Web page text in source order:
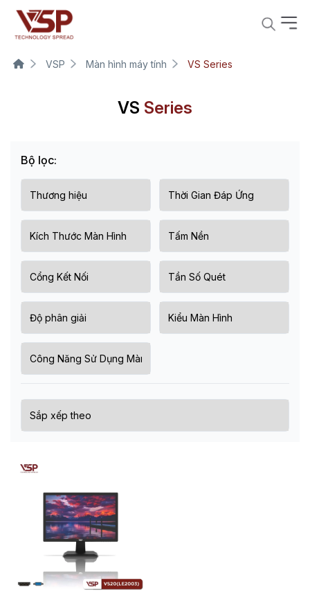
VSP Màn hình máy tính VS Series
VS Series
Bộ lọc: